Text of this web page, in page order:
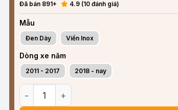
Đã bán 891+ 4.9 (10 đánh giá)
Mẫu
Đen Dày Viền Inox
Dòng xe năm
2011 - 2017 2018 - nay
Vè che mưa xe Audi A6 (2011-2025) ABS